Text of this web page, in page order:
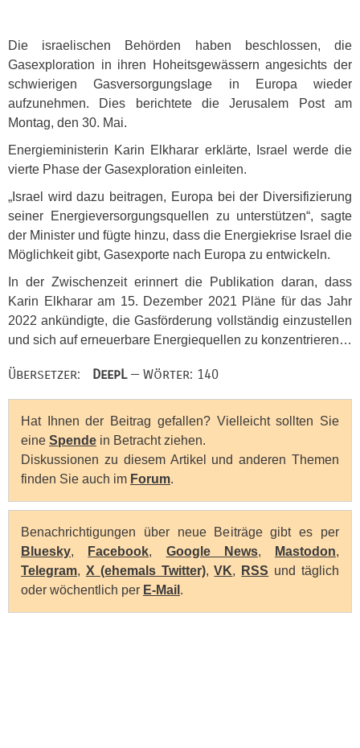
Die israelischen Behörden haben beschlossen, die
Gasexploration in ihren Hoheitsgewässern angesichts der
schwierigen Gasversorgungslage in Europa wieder
aufzunehmen. Dies berichtete die Jerusalem Post am
Montag, den 30. Mai.
Energieministerin Karin Elkharar erklärte, Israel werde die
vierte Phase der Gasexploration einleiten.
„Israel wird dazu beitragen, Europa bei der Diversifizierung
seiner Energieversorgungsquellen zu unterstützen“, sagte
der Minister und fügte hinzu, dass die Energiekrise Israel die
Möglichkeit gibt, Gasexporte nach Europa zu entwickeln.
In der Zwischenzeit erinnert die Publikation daran, dass
Karin Elkharar am 15. Dezember 2021 Pläne für das Jahr
2022 ankündigte, die Gasförderung vollständig einzustellen
und sich auf erneuerbare Energiequellen zu konzentrieren…
Übersetzer: DeepL— Wörter: 140
Hat Ihnen der Beitrag gefallen? Vielleicht sollten Sie
eine Spende in Betracht ziehen.
Diskussionen zu diesem Artikel und anderen Themen
finden Sie auch im Forum.
Benachrichtigungen über neue Beiträge gibt es per
Bluesky, Facebook, Google News, Mastodon,
Telegram, X (ehemals Twitter),VK, RSS und täglich
oder wöchentlich per E-Mail .